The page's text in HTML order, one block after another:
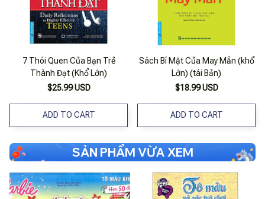
7 Thói Quen Của Bạn Trẻ
Thành Đạt (Khổ Lớn)
$25.99 USD
ADD TO CART
Sách Bí Mật Của May Mắn (khổ
Lớn) (tái Bản)
$18.99 USD
ADD TO CART
SẢN PHẨM VỪA XEM